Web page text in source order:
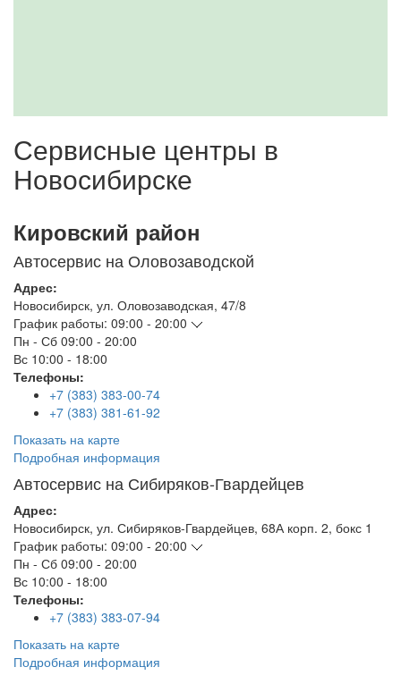
Сервисные центры в
Новосибирске
Кировский район
Автосервис на Оловозаводской
Адрес:
Новосибирск, ул. Оловозаводская, 47/8
График работы: 09:00 - 20:00
Пн - Сб 09:00 - 20:00
Вс 10:00 - 18:00
Телефоны:
+7 (383) 383-00-74
+7 (383) 381-61-92
Показать на карте
Подробная информация
Автосервис на Сибиряков-Гвардейцев
Адрес:
Новосибирск, ул. Сибиряков-Гвардейцев, 68А корп. 2, бокс 1
График работы: 09:00 - 20:00
Пн - Сб 09:00 - 20:00
Вс 10:00 - 18:00
Телефоны:
+7 (383) 383-07-94
Показать на карте
Подробная информация